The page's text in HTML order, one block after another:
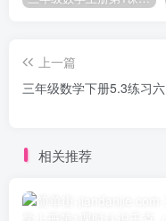
上一篇
三年级数学下册5.3练习六
相关推荐